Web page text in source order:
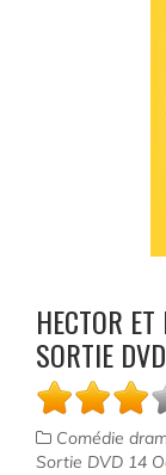
HECTOR
SORTIE DVD
Comédie
Sortie DVD 14